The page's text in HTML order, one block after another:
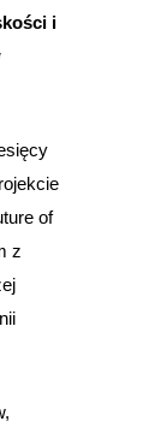
i
of
z